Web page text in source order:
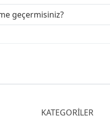
geçermisiniz?
KATEGORİLER